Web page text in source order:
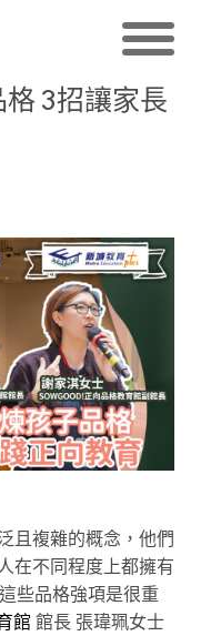
3招讓家長
且複雜的概念，他們
在不同程度上都擁有
些品格強項是很重
館 館長 張瑋珮女士